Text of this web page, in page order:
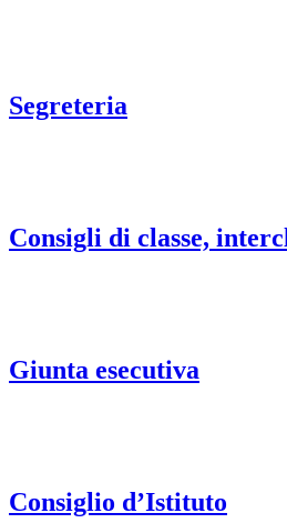
Segreteria
Consigli di classe,
Giunta esecutiva
Consiglio d’Istituto